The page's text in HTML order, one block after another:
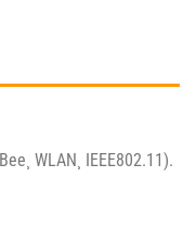
WLAN¸ IEEE802.11).